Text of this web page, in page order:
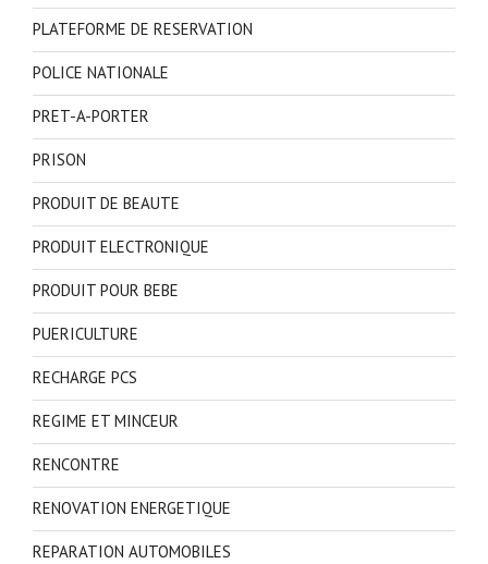
PLATEFORME DE RESERVATION
POLICE NATIONALE
PRET-A-PORTER
PRISON
PRODUIT DE BEAUTE
PRODUIT ELECTRONIQUE
PRODUIT POUR BEBE
PUERICULTURE
RECHARGE PCS
REGIME ET MINCEUR
RENCONTRE
RENOVATION ENERGETIQUE
REPARATION AUTOMOBILES